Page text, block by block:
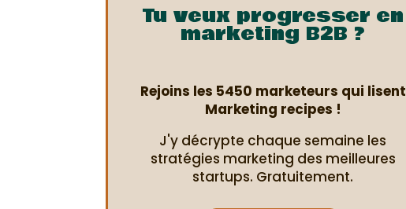
Tu veux progresser en
marketing B2B ?
Rejoins les 5450 marketeurs qui lisent
Marketing recipes !
J'y décrypte chaque semaine les
stratégies marketing des meilleures
startups. Gratuitement.